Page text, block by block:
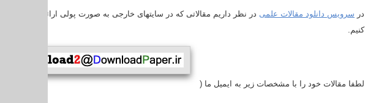
در سرویس دانلود مقالات علمی در نظر داریم مقالاتی که در سایتهای خارجی به صورت پولی ارائه می شوند با
کنیم.
لطفا مقالات خود را با مشخصات زیر به ایمیل ما )